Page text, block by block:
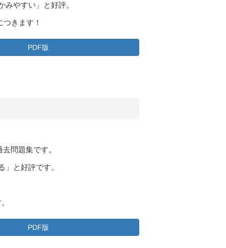
やすい」と好評。
きます！
PDF版
問題集です。
と好評です。
PDF版